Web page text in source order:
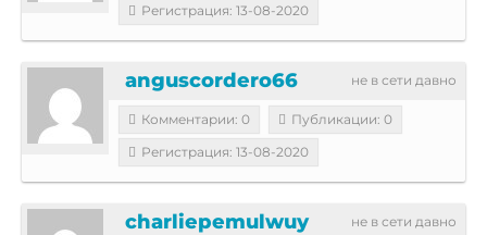
Регистрация: 13-08-2020
не в сети давно
anguscordero66
Комментарии: 0
Публикации: 0
Регистрация: 13-08-2020
не в сети давно
charliepemulwuy